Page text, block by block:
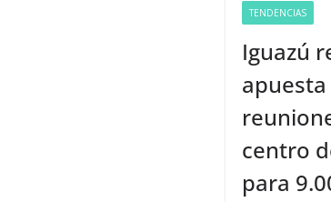
TENDENCIAS
Iguazú
centro
para